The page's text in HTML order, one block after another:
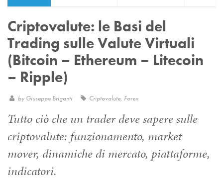
Criptovalute: le Basi del
Trading sulle Valute Virtuali
(Bitcoin – Ethereum – Litecoin
– Ripple)
by Giuseppe Briganti Criptovalute, Forex
Tutto ciò che un trader deve sapere sulle
criptovalute: funzionamento, market
mover, dinamiche di mercato, piattaforme,
indicatori.